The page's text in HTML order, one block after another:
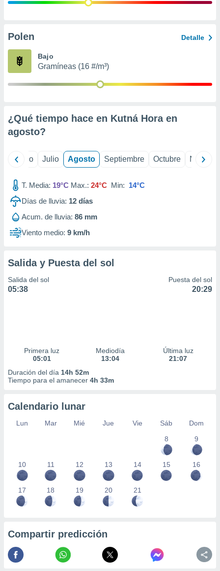
publicidad
de
Polen Detalle
Bajo
Gramíneas (16 #/m³)
¿Qué tiempo hace en Kutná Hora en
agosto?
Junio Julio Agosto Septiembre Octubre
T. Media: 19°C Max.: 24°C Min: 14°C
Días de lluvia: 12 días
Acum. de lluvia: 86 mm
Viento medio: 9 km/h
Salida y Puesta del sol
Salida del sol
05:38
Puesta del sol
20:29
Primera luz
05:01
Mediodía
13:04
Última luz
21:07
Duración del día 14h 52m
Tiempo para el amanecer 4h 33m
Calendario lunar
Lun Mar Mié Jue Vie Sáb
Dom
8
9
10 11 12 13 14 15 16
17 18 19 20 21
Compartir predicción